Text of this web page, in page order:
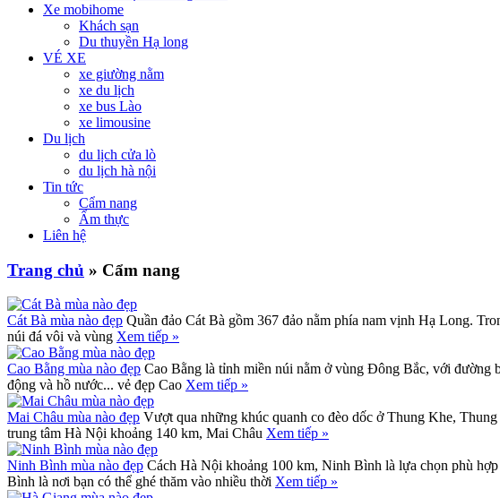
Xe mobihome
Khách sạn
Du thuyền Hạ long
VÉ XE
xe giường nằm
xe du lịch
xe bus Lào
xe limousine
Du lịch
du lịch cửa lò
du lịch hà nội
Tin tức
Cẩm nang
Ẩm thực
Liên hệ
Trang chủ » Cẩm nang
Cát Bà mùa nào đẹp Quần đảo Cát Bà gồm 367 đảo nằm phía nam vịnh Hạ Long.
núi đá vôi và vùng Xem tiếp »
Cao Bằng mùa nào đẹp Cao Bằng là tỉnh miền núi nằm ở vùng Đông Bắc, với đường
động và hồ nước... vẻ đẹp Cao Xem tiếp »
Mai Châu mùa nào đẹp Vượt qua những khúc quanh co đèo dốc ở Thung Khe,
trung tâm Hà Nội khoảng 140 km, Mai Châu Xem tiếp »
Ninh Bình mùa nào đẹp Cách Hà Nội khoảng 100 km, Ninh Bình là lựa chọn phù
Bình là nơi bạn có thể ghé thăm vào nhiều thời Xem tiếp »